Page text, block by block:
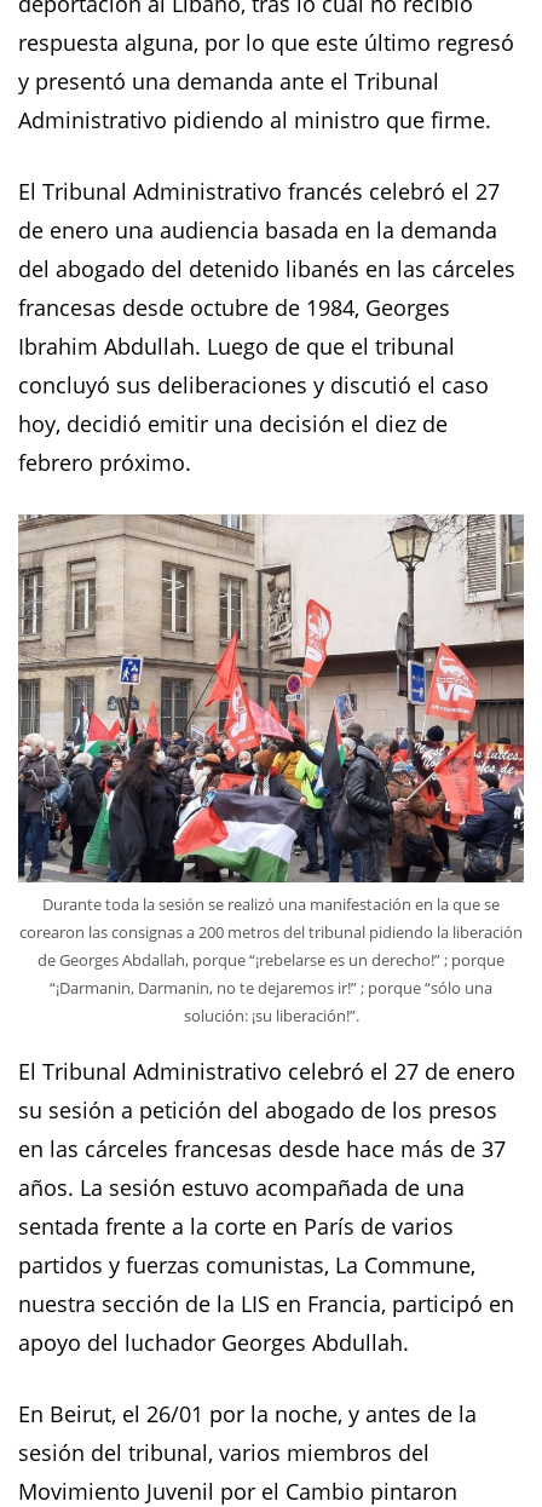
respuesta alguna, por lo que este último regresó
y presentó una demanda ante el Tribunal
Administrativo pidiendo al ministro que firme.
El Tribunal Administrativo francés celebró el 27
de enero una audiencia basada en la demanda
del abogado del detenido libanés en las cárceles
francesas desde octubre de 1984, Georges
Ibrahim Abdullah. Luego de que el tribunal
concluyó sus deliberaciones y discutió el caso
hoy, decidió emitir una decisión el diez de
febrero próximo.
Durante toda la sesión se realizó una manifestación en la que se
corearon las consignas a 200 metros del tribunal pidiendo la liberación
de Georges Abdallah, porque “¡rebelarse es un derecho!” ; porque
“¡Darmanin, Darmanin, no te dejaremos ir!” ; porque “sólo una
solución: ¡su liberación!”.
El Tribunal Administrativo celebró el 27 de enero
su sesión a petición del abogado de los presos
en las cárceles francesas desde hace más de 37
años. La sesión estuvo acompañada de una
sentada frente a la corte en París de varios
partidos y fuerzas comunistas, La Commune,
nuestra sección de la LIS en Francia, participó en
apoyo del luchador Georges Abdullah.
En Beirut, el 26/01 por la noche, y antes de la
sesión del tribunal, varios miembros del
Movimiento Juvenil por el Cambio pintaron